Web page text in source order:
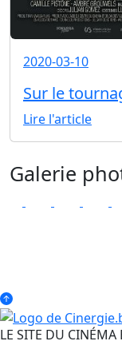
2020-03-10
Sur le
Lire l'article
Galerie
LE SITE DU CINÉMA